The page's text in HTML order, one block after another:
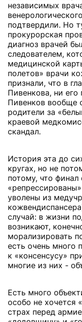
независимых
подтвердили. Но
прокурорская
диагноз врачей
следователем,
медицинской
полетов» врачи
признали, что в
Пивенкова, ни
Пивенков вообще
родители за
краевой
скандал.
История эта до
кругах, но не
потому, что финал
уволены из
случай: в жизни
возникают,
морализировать
есть очень много
к «консенсусу»
многие из них -
Есть много
особо не хочется
страх перед